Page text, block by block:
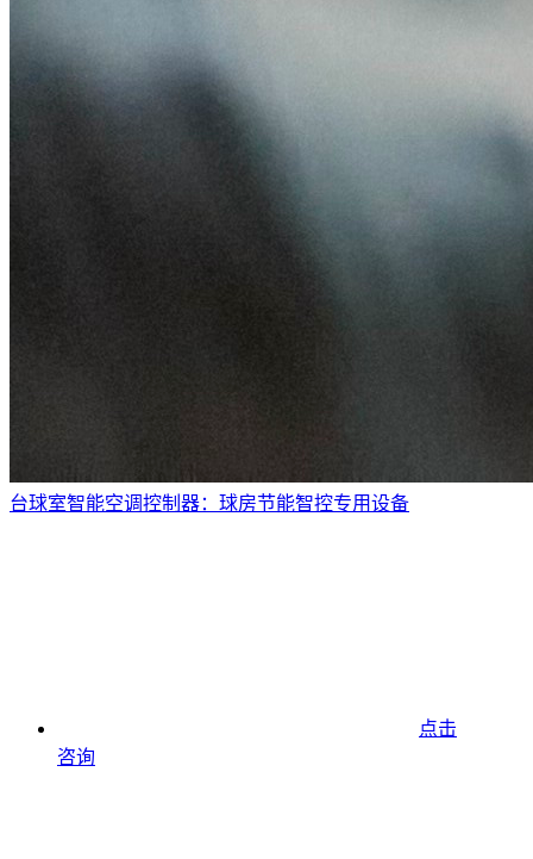
台球室智能空调控制器：球房节能智控专用设备
点击
咨询